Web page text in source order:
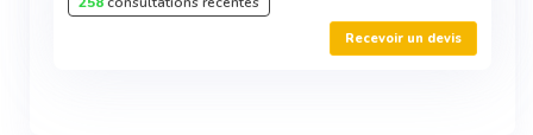
Recevoir un devis